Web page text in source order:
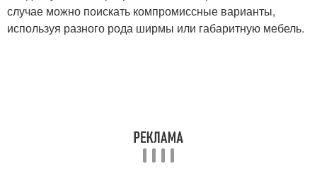
случае можно поискать компромиссные варианты,
используя разного рода ширмы или габаритную мебель.